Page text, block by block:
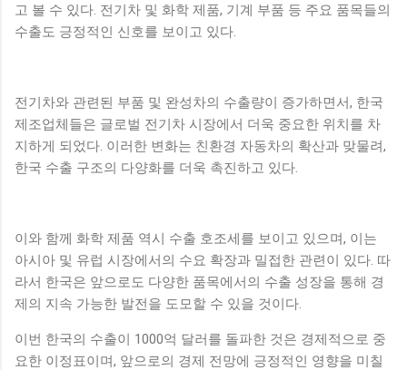
고 볼 수 있다. 전기차 및 화학 제품, 기계 부품 등 주요 품목들의
수출도 긍정적인 신호를 보이고 있다.
전기차와 관련된 부품 및 완성차의 수출량이 증가하면서, 한국
제조업체들은 글로벌 전기차 시장에서 더욱 중요한 위치를 차
지하게 되었다. 이러한 변화는 친환경 자동차의 확산과 맞물려,
한국 수출 구조의 다양화를 더욱 촉진하고 있다.
이와 함께 화학 제품 역시 수출 호조세를 보이고 있으며, 이는
아시아 및 유럽 시장에서의 수요 확장과 밀접한 관련이 있다. 따
라서 한국은 앞으로도 다양한 품목에서의 수출 성장을 통해 경
제의 지속 가능한 발전을 도모할 수 있을 것이다.
이번 한국의 수출이 1000억 달러를 돌파한 것은 경제적으로 중
요한 이정표이며, 앞으로의 경제 전망에 긍정적인 영향을 미칠